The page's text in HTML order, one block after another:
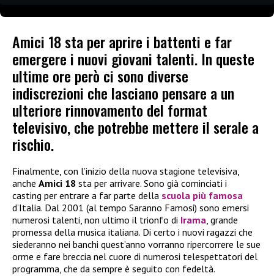
Amici 18 sta per aprire i battenti e far
emergere i nuovi giovani talenti. In queste
ultime ore però ci sono diverse
indiscrezioni che lasciano pensare a un
ulteriore rinnovamento del format
televisivo, che potrebbe mettere il serale a
rischio.
Finalmente, con l’inizio della nuova stagione televisiva,
anche Amici 18 sta per arrivare. Sono già cominciati i
casting per entrare a far parte della scuola più famosa
d’Italia. Dal 2001 (al tempo Saranno Famosi) sono emersi
numerosi talenti, non ultimo il trionfo di Irama, grande
promessa della musica italiana. Di certo i nuovi ragazzi che
siederanno nei banchi quest’anno vorranno ripercorrere le sue
orme e fare breccia nel cuore di numerosi telespettatori del
programma, che da sempre è seguito con fedeltà.